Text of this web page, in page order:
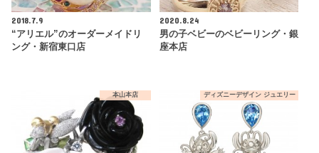
2018.7.9
“アリエル”のオーダーメイドリ
ング・新宿東口店
2020.8.24
男の子ベビーのベビーリング・銀
座本店
本山本店 ディズニーデザイン ジュエリー